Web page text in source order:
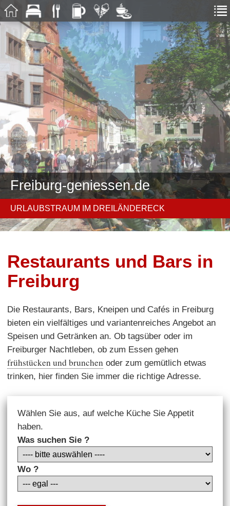
Freiburg-geniessen.de
URLAUBSTRAUM IM DREILÄNDERECK
Restaurants und Bars in
Freiburg
Die Restaurants, Bars, Kneipen und Cafés in Freiburg
bieten ein vielfältiges und variantenreiches Angebot an
Speisen und Getränken an. Ob tagsüber oder im
Freiburger Nachtleben, ob zum Essen gehen
frühstücken und brunchen oder zum gemütlich etwas
trinken, hier finden Sie immer die richtige Adresse.
Wählen Sie aus, auf welche Küche Sie Appetit
haben.
Was suchen Sie ?
Wo ?